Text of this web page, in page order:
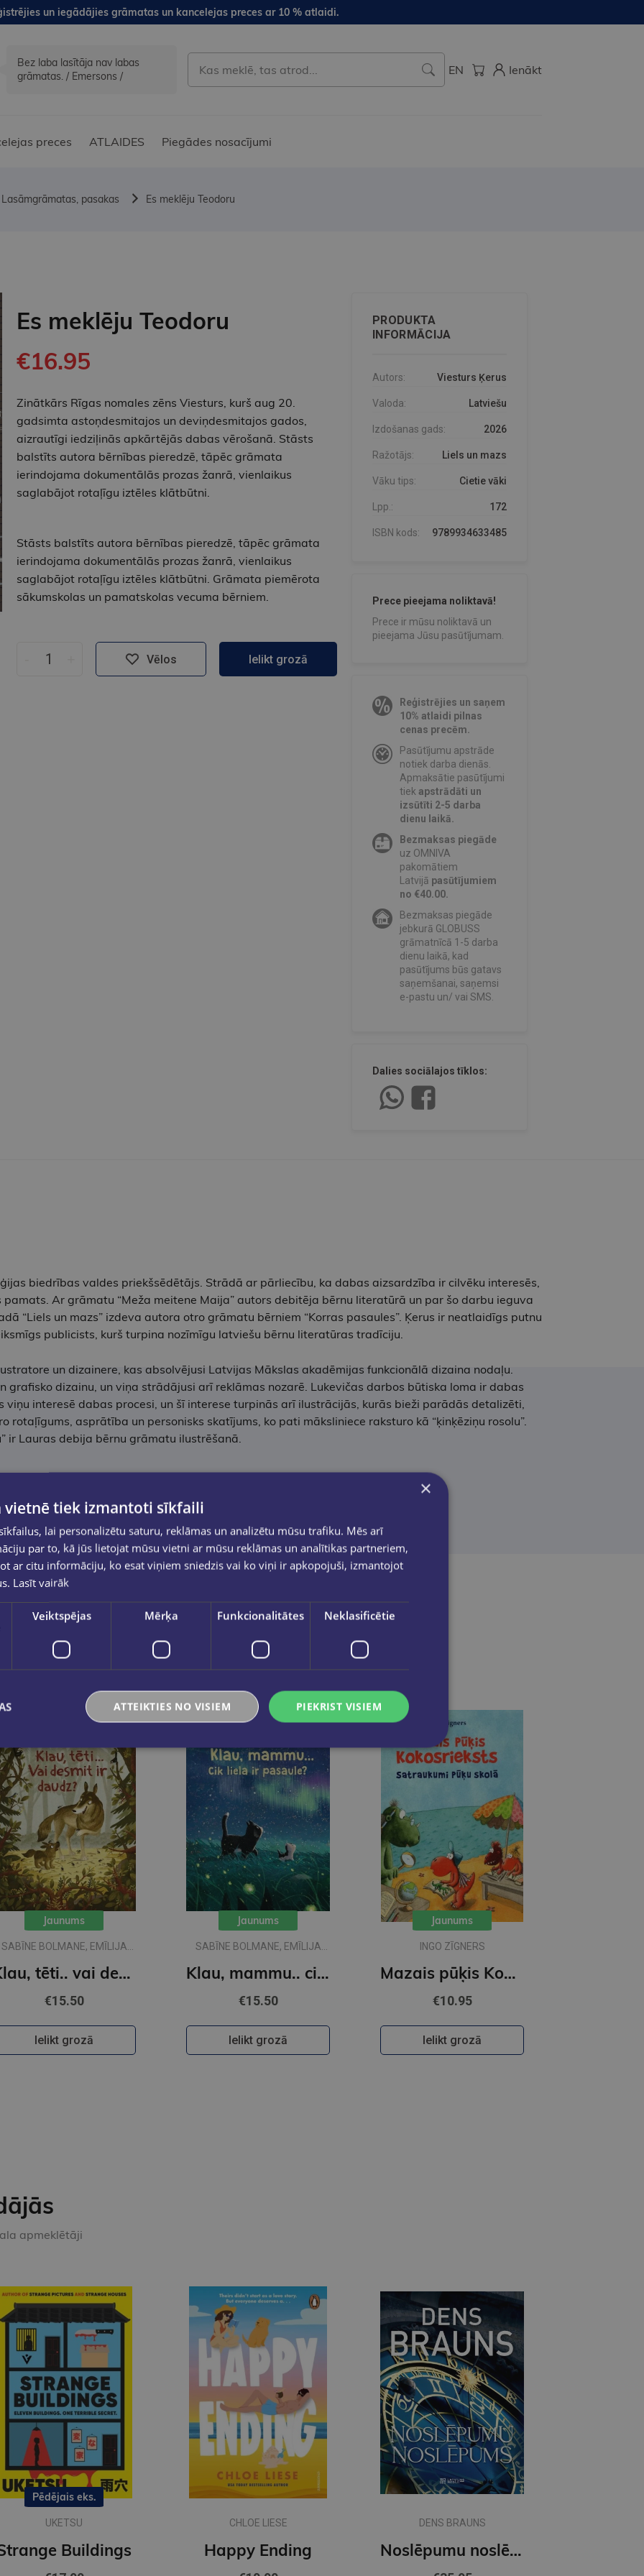
un iegādājies grāmatas un kancelejas preces ar 10 % atlaidi.
Bez laba lasītāja nav labas
grāmatas. / Emersons /
EN Ienākt
preces ATLAIDES Piegādes nosacījumi
Lasāmgrāmatas, pasakas Es meklēju Teodoru
Es meklēju Teodoru
€16.95
Zinātkārs Rīgas nomales zēns Viesturs, kurš aug 20.
gadsimta astoņdesmitajos un deviņdesmitajos gados,
aizrautīgi iedziļinās apkārtējās dabas vērošanā. Stāsts
balstīts autora bērnības pieredzē, tāpēc grāmata
ierindojama dokumentālās prozas žanrā, vienlaikus
saglabājot rotaļīgu iztēles klātbūtni.
Stāsts balstīts autora bērnības pieredzē, tāpēc grāmata
ierindojama dokumentālās prozas žanrā, vienlaikus
saglabājot rotaļīgu iztēles klātbūtni. Grāmata piemērota
sākumskolas un pamatskolas vecuma bērniem.
Vēlos Ielikt grozā
PRODUKTA
INFORMĀCIJA
Autors: Viesturs Ķerus
Valoda: Latviešu
Izdošanas gads: 2026
Ražotājs: Liels un mazs
Vāku tips: Cietie vāki
Lpp.: 172
ISBN kods: 9789934633485
Prece pieejama noliktavā!
Prece ir mūsu noliktavā un
pieejama Jūsu pasūtījumam.
Reģistrējies un saņem
10% atlaidi pilnas
cenas precēm.
Pasūtījumu apstrāde
notiek darba dienās.
Apmaksātie pasūtījumi
tiekapstrādāti un
izsūtīti 2-5 darba
dienu laikā.
Bezmaksas piegāde
uz OMNIVA
pakomātiem
Latvijā pasūtījumiem
no €40.00.
Bezmaksas piegāde
jebkurā GLOBUSS
grāmatnīcā 1-5 darba
dienu laikā, kad
pasūtījums būs gatavs
saņemšanai, saņemsi
e-pastu un/ vai SMS.
Dalies sociālajos tīklos:
biedrības valdes priekšsēdētājs. Strādā ar pārliecību, ka dabas aizsardzība ir cilvēku interesēs,
Ar grāmatu “Meža meitene Maija” autors debitēja bērnu literatūrā un par šo darbu ieguva
“Liels un mazs” izdeva autora otro grāmatu bērniem “Korras pasaules”. Ķerus ir neatlaidīgs putnu
publicists, kurš turpina nozīmīgu latviešu bērnu literatūras tradīciju.
un dizainere, kas absolvējusi Latvijas Mākslas akadēmijas funkcionālā dizaina nodaļu.
dizainu, un viņa strādājusi arī reklāmas nozarē. Lukevičas darbos būtiska loma ir dabas
viņu interesē dabas procesi, un šī interese turpinās arī ilustrācijās, kurās bieži parādās detalizēti,
rotaļīgums, asprātība un personisks skatījums, ko pati māksliniece raksturo kā “ķinķēziņu rosolu”.
ir Lauras debija bērnu grāmatu ilustrēšanā.
Jaunums
SABĪNE BOLMANE, EMĪLIJA
Klau, tēti.. vai desmit ir daudz?
€15.50
Ielikt grozā
Jaunums
SABĪNE BOLMANE, EMĪLIJA
Klau, mammu.. ciik liela ir pasaule?
€15.50
Ielikt grozā
Jaunums
INGO ZĪGNERS
Mazais pūķis Kokosrieksts satraukumi Pūķu skolā
€10.95
Ielikt grozā
apmeklētāji
Pēdējais eks.
UKETSU
Buildings
CHLOE LIESE
Happy Ending
DENS BRAUNS
Noslēpumu noslēpums
×
vietnē tiek izmantoti sīkfaili
lai personalizētu saturu, reklāmas un analizētu mūsu trafiku. Mēs arī
par to, kā jūs lietojat mūsu vietni ar mūsu reklāmas un analītikas partneriem,
ar citu informāciju, ko esat viņiem sniedzis vai ko viņi ir apkopojuši, izmantojot
Lasīt vairāk
Veiktspējas Mērķa Funkcionalitātes Neklasificētie
PIEKRIST VISIEM
ATTEIKTIES NO VISIEM